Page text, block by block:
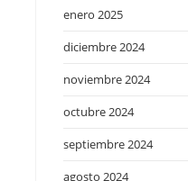
enero 2025
diciembre 2024
noviembre 2024
octubre 2024
septiembre 2024
agosto 2024